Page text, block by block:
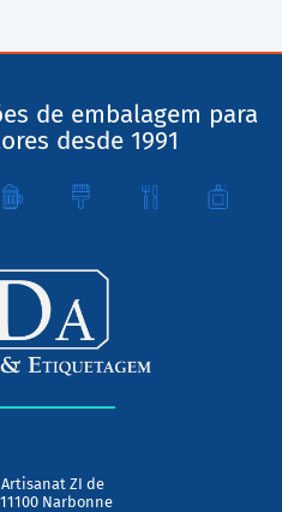
de embalagem para
desde 1991
ZI de
Narbonne